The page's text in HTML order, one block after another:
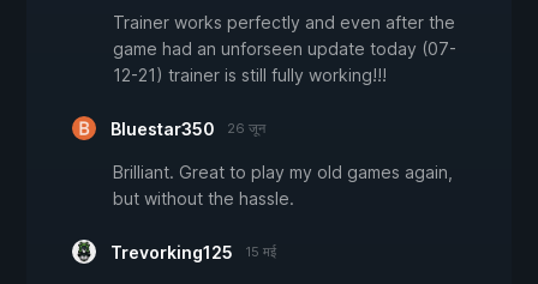
Trainer works perfectly and even after the
game had an unforseen update today (07-
12-21) trainer is still fully working!!!
Bluestar350 26 जून
Brilliant. Great to play my old games again,
but without the hassle.
Trevorking125 15 मई